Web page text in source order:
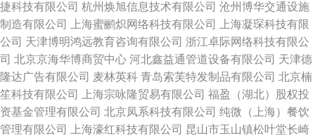
捷科技有限公司 杭州焕旭信息技术有限公司 沧州博华交通设施
制造有限公司
上海蜜鹂炽网络科技有限公司
上海凝琛科技有限
公司 天津博明鸿远教育咨询有限公司 浙江卓际网络科技有限公
司 北京京海华博商贸中心 河北鑫益通管道设备有限公司 天津德
隆达广告有限公司 麦林英科 青岛索芙特发制品有限公司 北京楠
笙科技有限公司
上海宗咏隆贸易有限公司 福盈（湖北）股权投
资基金管理有限公司 北京凤系科技有限公司 纯微（上海）餐饮
管理有限公司
上海濠红科技有限公司 昆山市玉山镇松叶堂长崎